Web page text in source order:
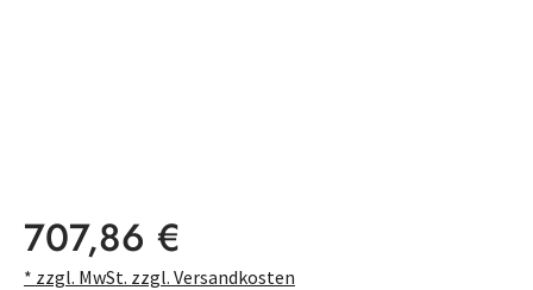
Regulärer Preis:
707,86 €
* zzgl. MwSt. zzgl. Versandkosten